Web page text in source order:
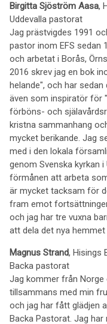
Birgitta Sjöström Aasa,
Uddevalla pastorat
Jag prästvigdes 1991
pastor inom EFS sedan
och arbetat i Borås,
2016 skrev jag en bok
helande", och har
även som inspiratör för
förböns- och
kristna sammanhang
mycket berikande. Jag
med i den lokala
genom Svenska kyrkan
förmånen att arbeta
är mycket tacksam för
fram emot
och jag har tre vuxna
att dela det nya hemmet
Magnus Strand, Hisings
Backa pastorat
Jag kommer från
tillsammans med min
och jag har fått glädjen
Backa Pastorat. Jag